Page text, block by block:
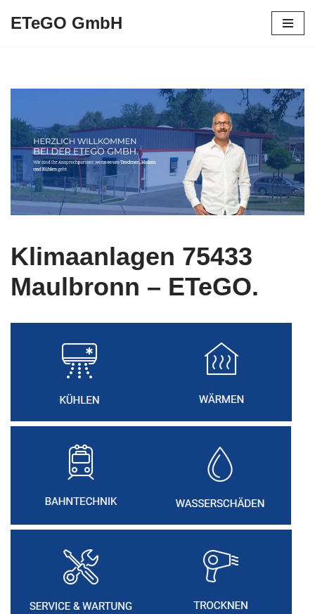
ETeGO GmbH
Klimaanlagen 75433
Maulbronn – ETeGO.